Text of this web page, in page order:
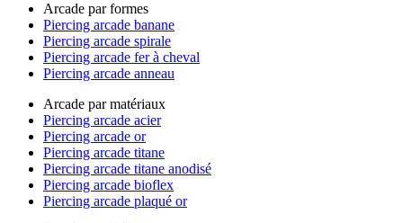
Arcade par formes
Piercing arcade banane
Piercing arcade spirale
Piercing arcade fer à cheval
Piercing arcade anneau
Arcade par matériaux
Piercing arcade acier
Piercing arcade or
Piercing arcade titane
Piercing arcade titane anodisé
Piercing arcade bioflex
Piercing arcade plaqué or